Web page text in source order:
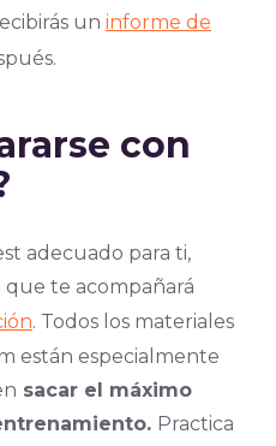
un informe de
con
adecuado para ti,
que te acompañará
. Todos los materiales
están especialmente
sacar el máximo
Practica